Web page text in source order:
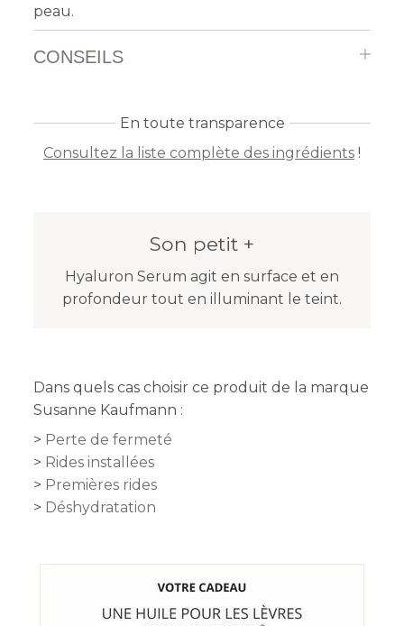
peau.
CONSEILS
En toute transparence
Consultez la liste complète des ingrédients !
Son petit +
Hyaluron Serum agit en surface et en
profondeur tout en illuminant le teint.
Dans quels cas choisir ce produit de la marque
Susanne Kaufmann :
Perte de fermeté
Rides installées
Premières rides
Déshydratation